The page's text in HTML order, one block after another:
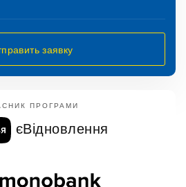
заявку
ПРОГРАМИ
єВідновлення